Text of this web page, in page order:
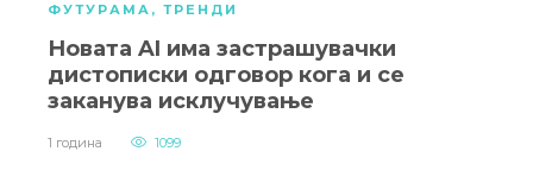
ФУТУРАМА , ТРЕНДИ
Новата AI има застрашувачки
дистописки одговор кога и се
заканува исклучување
1 година 1099